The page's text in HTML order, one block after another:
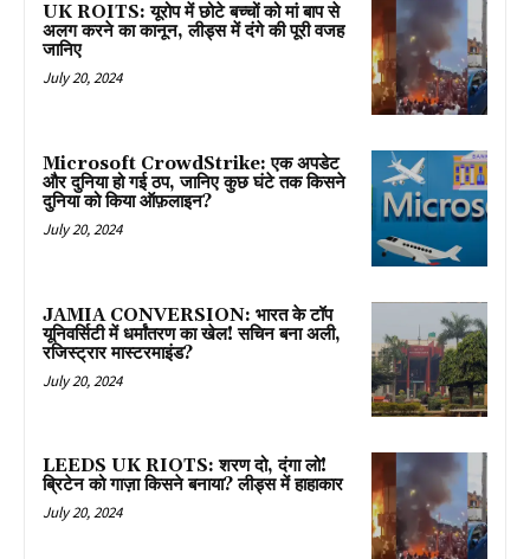
UK ROITS: यूरोप में छोटे बच्चों को मां बाप से
अलग करने का कानून, लीड्स में दंगे की पूरी वजह
जानिए
July 20, 2024
Microsoft CrowdStrike: एक अपडेट
और दुनिया हो गई ठप, जानिए कुछ घंटे तक किसने
दुनिया को किया ऑफ़लाइन?
July 20, 2024
JAMIA CONVERSION: भारत के टॉप
यूनिवर्सिटी में धर्मांतरण का खेल! सचिन बना अली,
रजिस्ट्रार मास्टरमाइंड?
July 20, 2024
LEEDS UK RIOTS: शरण दो, दंगा लो!
ब्रिटेन को गाज़ा किसने बनाया? लीड्स में हाहाकार
July 20, 2024